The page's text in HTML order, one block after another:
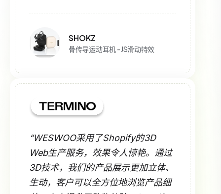
SHOKZ
骨传导运动耳机 - JS滑动特效
“WESWOO采用了Shopify的3D
Web生产服务，效果令人惊艳。通过
3D技术，我们的产品展示更加立体、
生动，客户可以全方位地浏览产品细